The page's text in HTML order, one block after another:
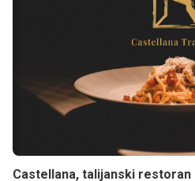
Castellana, talijanski restoran